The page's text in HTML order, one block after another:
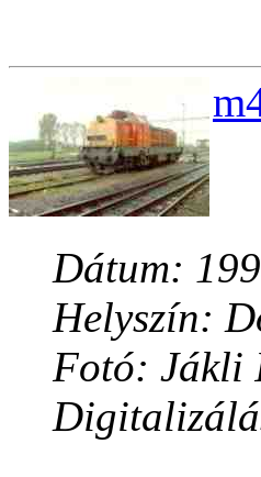
Dátum:
Helyszín:
Fotó: Jákli